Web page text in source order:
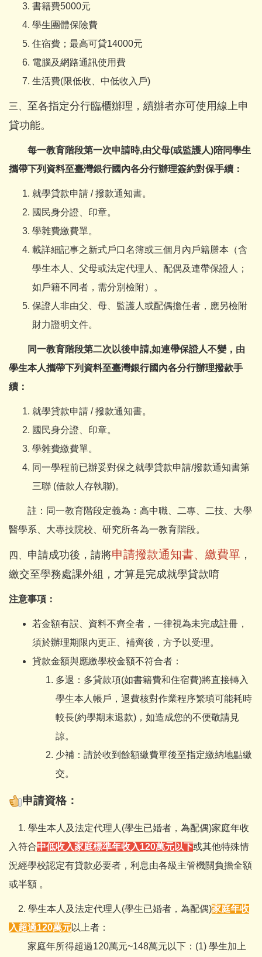
書籍費5000元
學生團體保險費
住宿費；最高可貸14000元
電腦及網路通訊使用費
生活費(限低收、中低收入戶)
三、 至各指定分行臨櫃辦理，續辦者亦可使用線上申
貸功能。
每一教育階段第一次申請時,由父母(或監護人)陪同學生
攜帶下列資料至臺灣銀行國內各分行辦理簽約對保手續：
就學貸款申請 / 撥款通知書。
國民身分證、印章。
學雜費繳費單。
載詳細記事之新式戶口名簿或三個月內戶籍謄本（含
學生本人、父母或法定代理人、配偶及連帶保證人；
如戶籍不同者，需分別檢附）。
保證人非由父、母、監護人或配偶擔任者，應另檢附
財力證明文件。
同一教育階段第二次以後申請,如連帶保證人不變，由
學生本人攜帶下列資料至臺灣銀行國內各分行辦理撥款手
續：
就學貸款申請 / 撥款通知書。
國民身分證、印章。
學雜費繳費單。
同一學程前已辦妥對保之就學貸款申請/撥款通知書第
三聯 (借款人存執聯)。
註：同一教育階段定義為：高中職、二專、二技、大學
醫學系、大專技院校、研究所各為一教育階段。
四、 申請成功後，請將申請撥款通知書、繳費單 ，
繳交至學務處課外組，才算是完成就學貸款唷
注意事項：
若金額有誤、資料不齊全者，一律視為未完成註冊，
須於辦理期限內更正、補齊後，方予以受理。
貸款金額與應繳學校金額不符合者：
多退：多貸款項(如書籍費和住宿費)將直接轉入
學生本人帳戶，退費核對作業程序繁瑣可能耗時
較長(約學期末退款)，如造成您的不便敬請見
諒。
少補：請於收到餘額繳費單後至指定繳納地點繳
交。
申請資格：
1. 學生本人及法定代理人(學生已婚者，為配偶)家庭年收
入符合中低收入家庭標準年收入120萬元以下或其他特殊情
況經學校認定有貸款必要者，利息由各級主管機關負擔全額
或半額 。
2. 學生本人及法定代理人(學生已婚者，為配偶)家庭年收
入超過120萬元以上者：
家庭年所得超過120萬元~148萬元以下：(1) 學生加上